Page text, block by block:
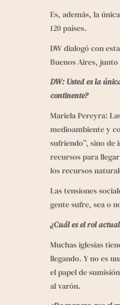
Es, además, la
120 países.
DW dialogó con
Buenos Aires,
DW: Usted es la
continente?
Mariela Pereyra:
medioambiente y
sufriendo”, sino de
recursos para
los recursos
Las tensiones
gente sufre, sea o
¿Cuál es el rol
Muchas iglesias
llegando. Y no es
el papel de
al varón.